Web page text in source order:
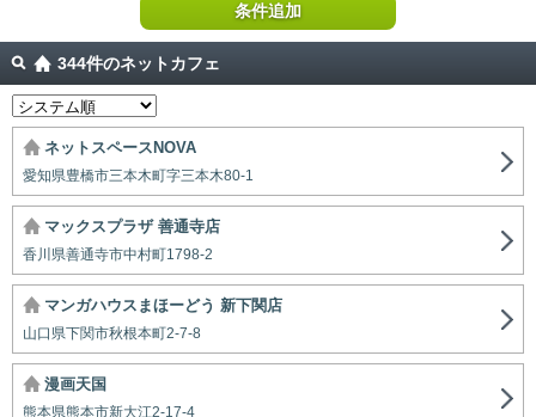
条件追加
344件のネットカフェ
ネットスペースNOVA
愛知県豊橋市三本木町字三本木80-1
マックスプラザ 善通寺店
香川県善通寺市中村町1798-2
マンガハウスまほーどう 新下関店
山口県下関市秋根本町2-7-8
漫画天国
熊本県熊本市新大江2-17-4